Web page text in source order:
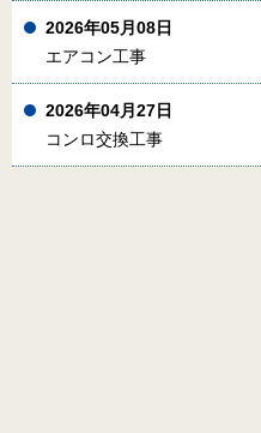
2026年05月08日
エアコン工事
2026年04月27日
コンロ交換工事